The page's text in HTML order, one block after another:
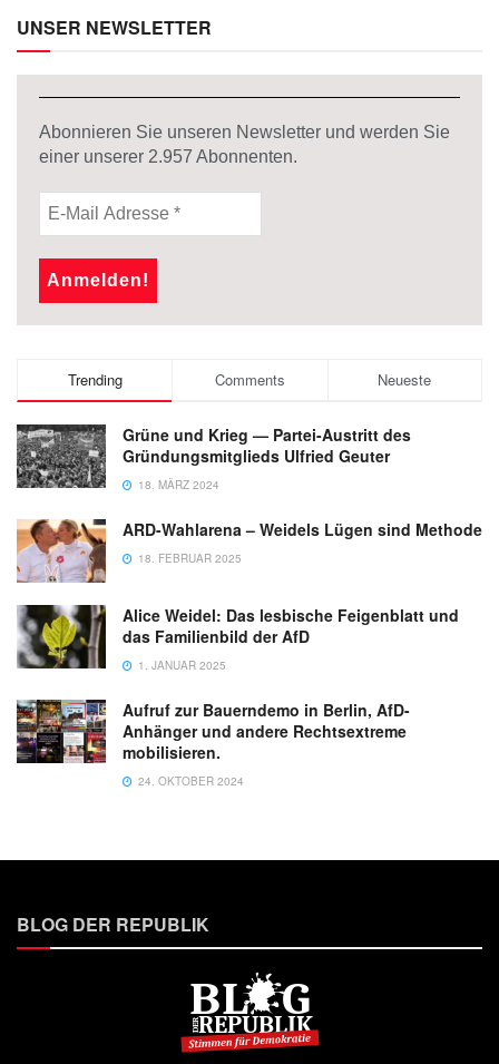
UNSER NEWSLETTER
Abonnieren Sie unseren Newsletter und werden Sie
einer unserer 2.957 Abonnenten.
Trending Comments Neueste
Grüne und Krieg — Partei-Austritt des
Gründungsmitglieds Ulfried Geuter
18. MÄRZ 2024
ARD-Wahlarena – Weidels Lügen sind Methode
18. FEBRUAR 2025
Alice Weidel: Das lesbische Feigenblatt und
das Familienbild der AfD
1. JANUAR 2025
Aufruf zur Bauerndemo in Berlin, AfD-
Anhänger und andere Rechtsextreme
mobilisieren.
24. OKTOBER 2024
BLOG DER REPUBLIK